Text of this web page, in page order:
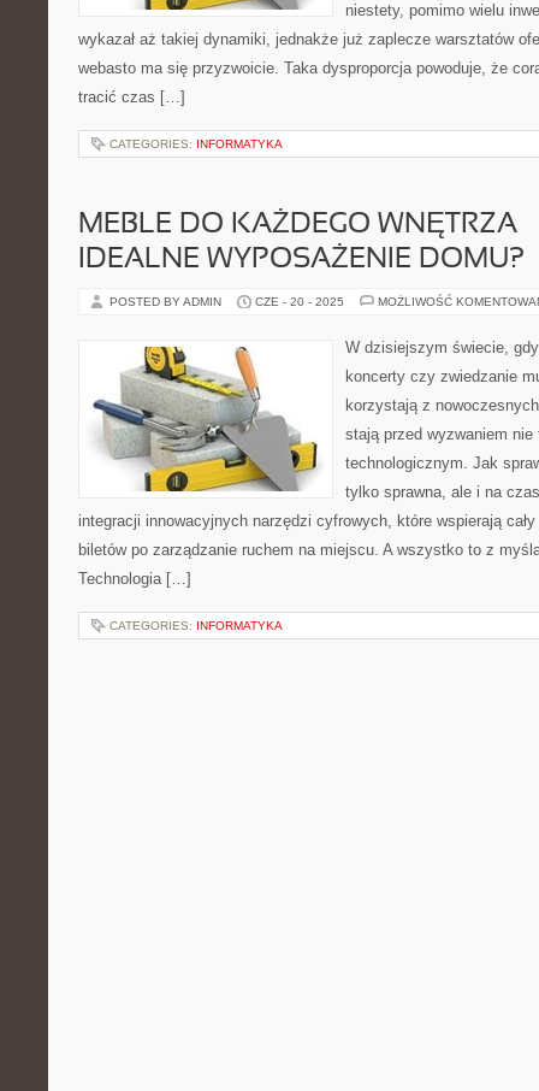
niestety, pomimo wielu
wykazał aż takiej dynamiki, jednakże już zaplecze warsztatów
webasto ma się przyzwoicie. Taka dysproporcja powoduje, że
tracić czas […]
CATEGORIES: INFORMATYKA
MEBLE DO KAŻDEGO WNĘTRZA
IDEALNE WYPOSAŻENIE DOMU?
POSTED BY ADMIN CZE - 20 - 2025 MOŻLIWOŚĆ
W dzisiejszym świecie,
koncerty czy zwiedzanie
korzystają z
stają przed wyzwaniem
technologicznym. Jak
tylko sprawna, ale i na
integracji innowacyjnych narzędzi cyfrowych, które wspierają
biletów po zarządzanie ruchem na miejscu. A wszystko to z
Technologia […]
CATEGORIES: INFORMATYKA